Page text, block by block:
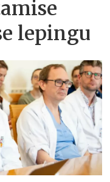
lepingu